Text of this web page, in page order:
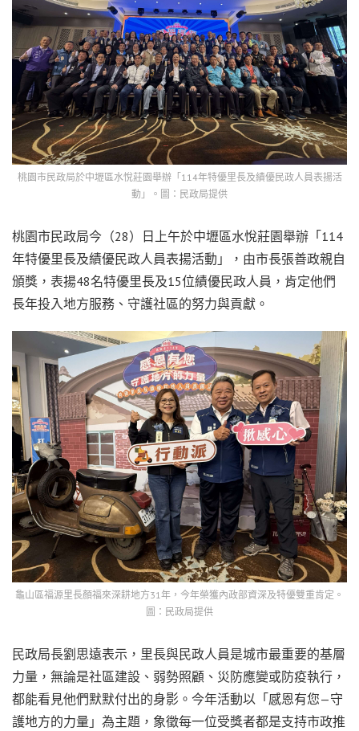
桃園市民政局於中壢區水悅莊園舉辦「114年特優里長及績優民政人員表揚活
動」。圖：民政局提供
桃園市民政局今（28）日上午於中壢區水悅莊園舉辦「114
年特優里長及績優民政人員表揚活動」，由市長張善政親自
頒獎，表揚48名特優里長及15位績優民政人員，肯定他們
長年投入地方服務、守護社區的努力與貢獻。
龜山區福源里長顏福來深耕地方31年，今年榮獲內政部資深及特優雙重肯定。
圖：民政局提供
民政局長劉思遠表示，里長與民政人員是城市最重要的基層
力量，無論是社區建設、弱勢照顧、災防應變或防疫執行，
都能看見他們默默付出的身影。今年活動以「感恩有您—守
護地方的力量」為主題，象徵每一位受獎者都是支持市政推